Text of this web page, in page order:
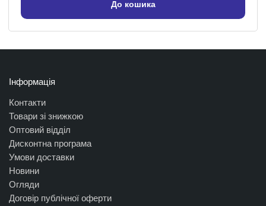
До кошика
Інформація
Контакти
Товари зі знижкою
Оптовий відділ
Дисконтна програма
Умови доставки
Новини
Огляди
Договір публічної оферти